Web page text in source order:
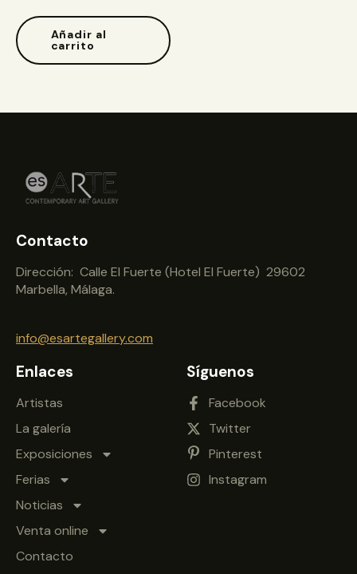
Añadir al
carrito
Contacto
Dirección: Calle El Fuerte (Hotel El Fuerte) 29602
Marbella, Málaga.
info@esartegallery.com
Enlaces
Artistas
La galería
Exposiciones
Ferias
Noticias
Venta online
Contacto
Síguenos
Facebook
Twitter
Pinterest
Instagram